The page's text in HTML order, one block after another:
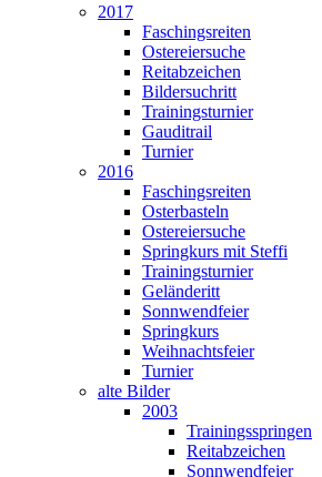
2017
Faschingsreiten
Ostereiersuche
Reitabzeichen
Bildersuchritt
Trainingsturnier
Gauditrail
Turnier
2016
Faschingsreiten
Osterbasteln
Ostereiersuche
Springkurs mit Steffi
Trainingsturnier
Geländeritt
Sonnwendfeier
Springkurs
Weihnachtsfeier
Turnier
alte Bilder
2003
Trainingsspringen
Reitabzeichen
Sonnwendfeier